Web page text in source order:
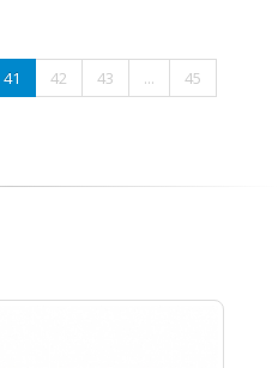
41 42 43 ...
45